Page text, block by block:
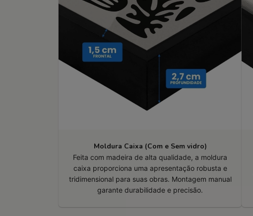
Moldura Caixa (Com e Sem vidro)
Feita com madeira de alta qualidade, a moldura
caixa proporciona uma apresentação robusta e
tridimensional para suas obras. Montagem manual
garante durabilidade e precisão.